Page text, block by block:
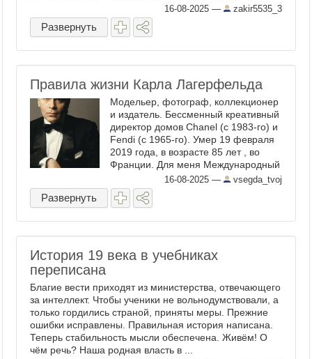
болотца дощатый настил.
Заготовленные далее под настил ...
16-08-2025 — zakir5535_3
Развернуть
Правила жизни Карла Лагерфельда
Модельер, фотограф, коллекционер
и издатель. Бессменный креативный
директор домов Chanel (с 1983-го) и
Fendi (с 1965-го). Умер 19 февраля
2019 года, в возрасте 85 лет , во
Франции. Для меня Международный
женский день — это каждый день в
году. Мужская мода меня мало
волнует. Нет, ...
16-08-2025 — vsegda_tvoj
Развернуть
История 19 века в учебниках
переписана
Благие вести приходят из министерства, отвечающего
за интеллект. Чтобы ученики не вольнодумствовали, а
только гордились страной, приняты меры. Прежние
ошибки исправлены. Правильная история написана.
Теперь стабильность мысли обеспечена. Живём! О
чём речь? Наша родная власть в ...